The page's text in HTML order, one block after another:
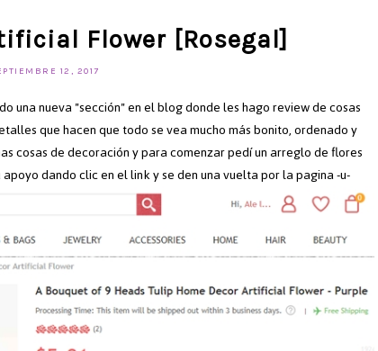
Flower [Rosegal]
12, 2017
una nueva "sección" en el blog donde les hago review de cosas
que hacen que todo se vea mucho más bonito, ordenado y
cosas de decoración y para comenzar pedí un arreglo de flores
dando clic en el link y se den una vuelta por la pagina -u-